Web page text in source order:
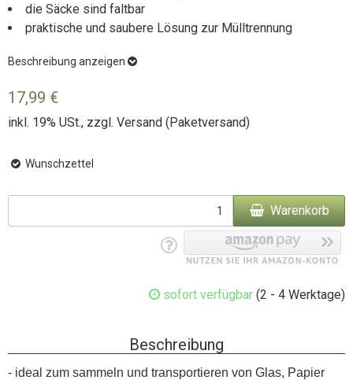
die Säcke sind faltbar
praktische und saubere Lösung zur Mülltrennung
Beschreibung anzeigen
17,99 €
inkl. 19% USt., zzgl. Versand (Paketversand)
Wunschzettel
Warenkorb
sofort verfügbar (2 - 4 Werktage)
Beschreibung
- ideal zum sammeln und transportieren von Glas, Papier